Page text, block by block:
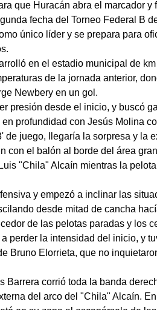
que Huracán abra el marcador y
fecha del Torneo Federal B
único líder y se prepara para
en el estadio municipal de
de la jornada anterior,
Newbery en un gol.
presión desde el inicio, y buscó
profundidad con Jesús Molina
de juego, llegaría la sorpresa y la
con el balón al borde del área
"Chila" Alcaín mientras la
y empezó a inclinar las
desde mitad de cancha
de las pelotas paradas y los
perder la intensidad del inicio, y
Bruno Elorrieta, que no
Barrera corrió toda la banda
del arco del "Chila" Alcaín.